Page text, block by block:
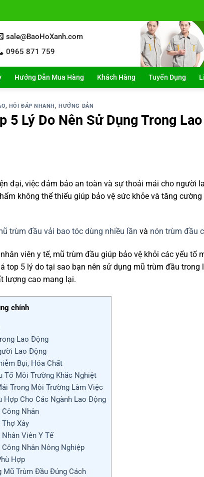
sale@BaoHoXanh.com
0965 871 759
Hướng Dẫn Mua Hàng Khách Hàng Tuyển Dụng
, HỎI ĐÁP NHANH,HƯỚNG DẪN
5 Lý Do Nên Sử Dụng Trong
đại, việc đảm bảo an toàn và sự thoải mái cho người
không thể thiếu giúp bảo vệ sức khỏe và tăng
trùm đầu vải bao tóc dùng nhiều lần và nón trùm đầu
viên y tế, mũ trùm đầu giúp bảo vệ khỏi các yếu tố
top 5 lý do tại sao bạn nên sử dụng mũ trùm đầu
lượng cao mang lại.
chính
Lao Động
Lao Động
Bụi, Hóa Chất
Tố Môi Trường Khắc Nghiệt
Trong Môi Trường Làm Việc
Hợp Cho Các Ngành Lao Động
Nhân
Xây
Viên Y Tế
Nhân Nông Nghiệp
Hợp
Mũ Trùm Đầu Đúng Cách